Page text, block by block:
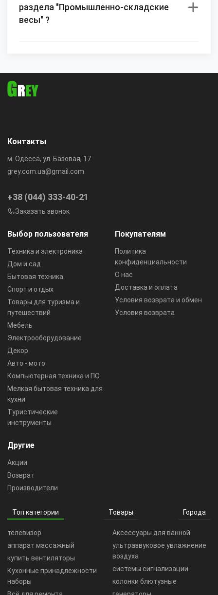
раздела "Промышленно-складские
весы" ?
Выбор пользователя
Техника и электроника
Дом и сад
Бытовая техника
Спорт и отдых
Товары для туризма и
путешествий
Мебель
Электрооборудование
Декор
Авто - мото
Компьютерная техника и ПО
Мелкая бытовая техника для
кухни
Туристические
инструменты
Покупателям
Политика
конфиденциальности
О нас
Доставка и оплата
Условия возврата и обмен
Условия возврата
Другие
Акции
Возврат
Производители
Контакты
м. Одесса, ул. Базовая, 17
grey.com.ua@gmail.com
+38 (044) 333-40-21
Заказать звонок
Топ категории Товары Города
телевизор
аппарат массажный
купить вентиляторы
Кухонные принадлежности
наборы
Аксессуары для ванной
ультразвуковое увлажнение
воздуха
системы сигнализации
колонки блютузные